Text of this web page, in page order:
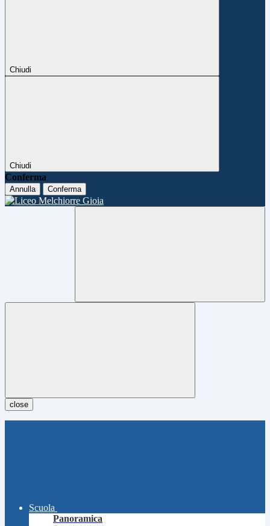
Chiudi
Chiudi
Conferma
Annulla Conferma
close
Scuola
Panoramica